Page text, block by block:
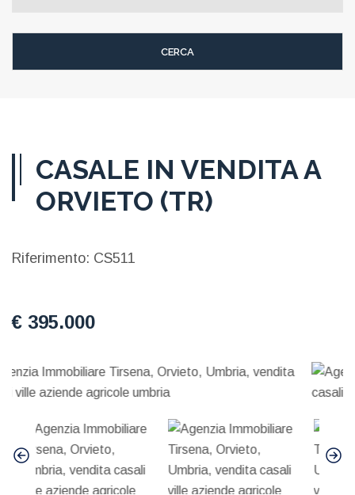
CASALE IN VENDITA A
ORVIETO (TR)
Riferimento: CS511
€ 395.000